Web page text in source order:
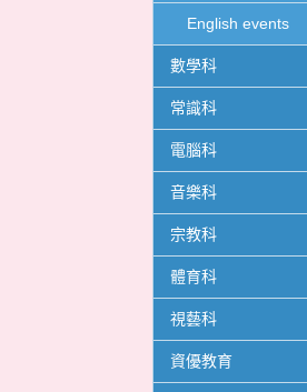
English events
數學科
常識科
電腦科
音樂科
宗教科
體育科
視藝科
資優教育